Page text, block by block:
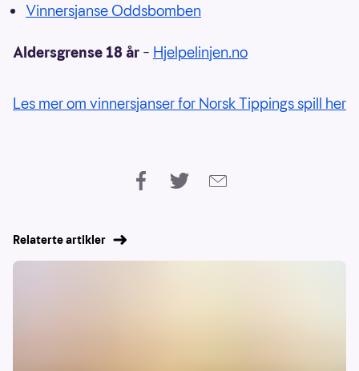
Vinnersjanse Oddsbomben
Aldersgrense 18 år – Hjelpelinjen.no
Les mer om vinnersjanser for Norsk Tippings spill her
Relaterte artikler